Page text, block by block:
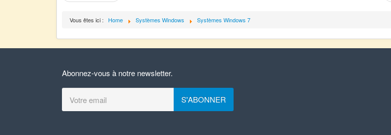
Vous êtes ici : Home Systèmes Windows Systèmes Windows 7
Abonnez-vous à notre newsletter.
S'ABONNER